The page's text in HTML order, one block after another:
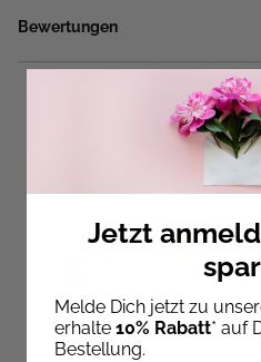
Bewertungen
Weitere
Jetzt
Melde Dich jetzt zu
erhalte 10% Rabatt* auf
Bestellung.